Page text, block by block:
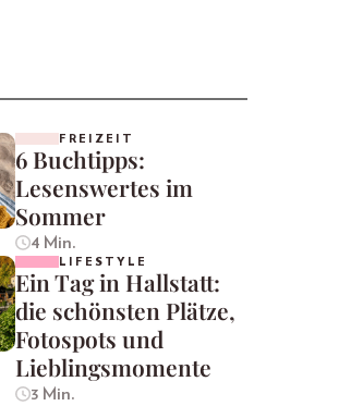
FREIZEIT
6 Buchtipps:
Lesenswertes im
Sommer
4 Min.
LIFESTYLE
Ein Tag in Hallstatt:
die schönsten Plätze,
Fotospots und
Lieblingsmomente
3 Min.